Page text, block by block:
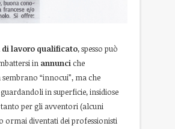
di lavoro qualificato, spesso può
in annunciche
sembrano “innocui”, ma che
in superficie, insidiose
per gli avventori (alcuni
ormai diventati dei professionisti